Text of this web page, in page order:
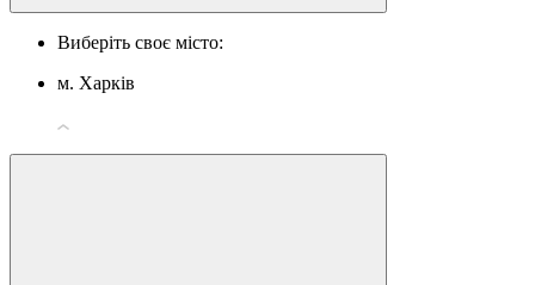
Виберіть своє місто:
м. Харків